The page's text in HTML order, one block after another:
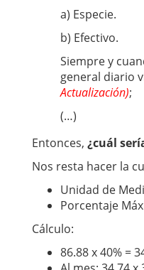
a) Especie.
b) Efectivo.
Siempre y
general diario
Actualización);
(…)
Entonces, ¿cuál
Nos resta hacer la
Unidad de
Porcentaje
Cálculo:
86.88 x 40% =